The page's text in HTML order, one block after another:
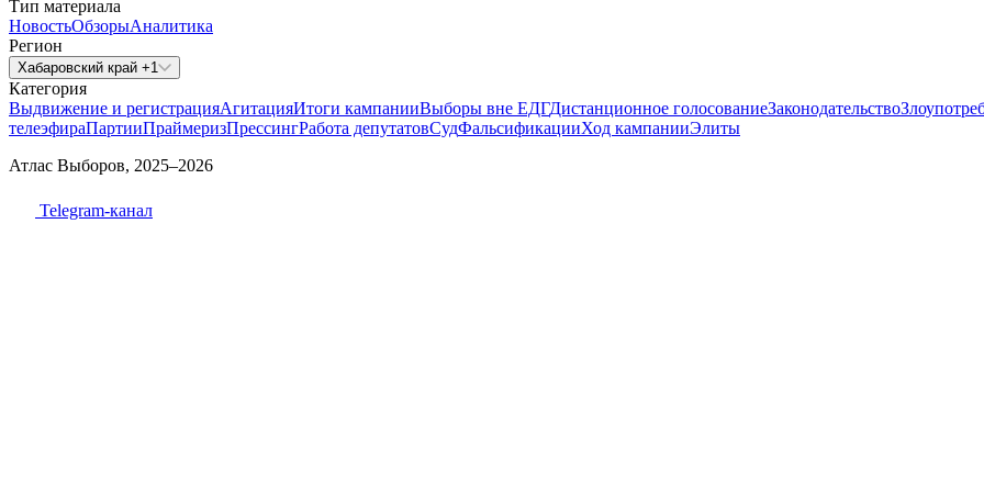
Тип материала
НовостьОбзорыАналитика
Регион
Хабаровский край +1
Категория
Выдвижение и регистрацияАгитацияИтоги кампанииВыборы вне ЕДГДистанционное голосованиеЗаконодательство
телеэфираПартииПраймеризПрессингРабота депутатовСудФальсификацииХод кампанииЭлиты
Атлас Выборов, 2025–2026
Telegram-канал